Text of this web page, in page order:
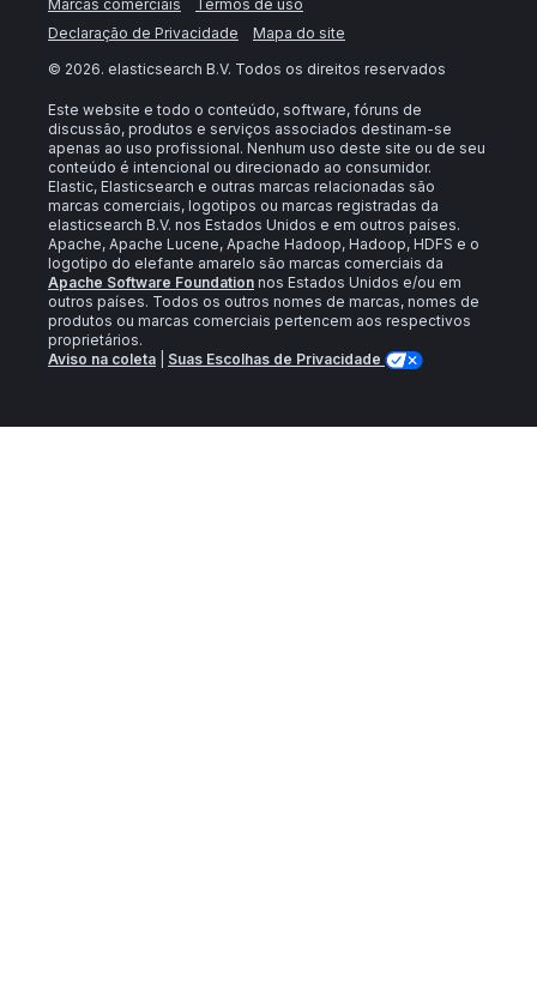
Marcas comerciais
Termos de uso
Declaração de Privacidade
Mapa do site
© 2026. elasticsearch B.V. Todos os direitos reservados
Este website e todo o conteúdo, software, fóruns de
discussão, produtos e serviços associados destinam-se
apenas ao uso profissional. Nenhum uso deste site ou de seu
conteúdo é intencional ou direcionado ao consumidor.
Elastic, Elasticsearch e outras marcas relacionadas são
marcas comerciais, logotipos ou marcas registradas da
elasticsearch B.V. nos Estados Unidos e em outros países.
Apache, Apache Lucene, Apache Hadoop, Hadoop, HDFS e o
logotipo do elefante amarelo são marcas comerciais da
Apache Software Foundation nos Estados Unidos e/ou em
outros países. Todos os outros nomes de marcas, nomes de
produtos ou marcas comerciais pertencem aos respectivos
proprietários.
Aviso na coleta
Suas Escolhas de Privacidade